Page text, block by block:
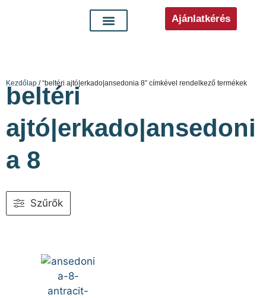
Ajánlatkérés
Kezdőlap / “beltéri ajtó|erkado|ansedonia 8” címkével rendelkező termékek
beltéri
ajtó|erkado|ansedoni
a 8
Szűrők